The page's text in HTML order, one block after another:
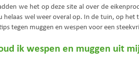
we het op deze site al over de
helaas wel weer overal op. In de tuin, op het
tegen muggen en wespen voor een
ik wespen en muggen uit